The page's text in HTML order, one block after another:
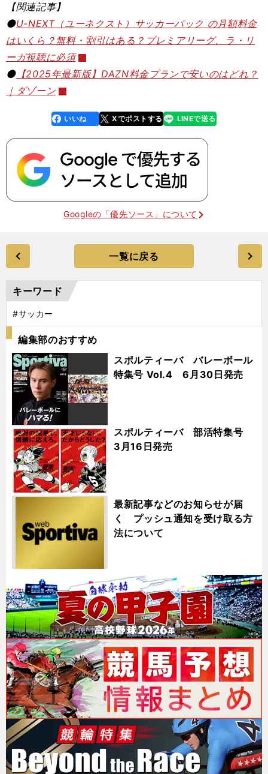
【関連記事】
⚫️U-NEXT（ユーネクスト）サッカーパック の月額料金
はいくら？無料・割引はある？プレミアリーグ、ラ・リ
ーガ視聴に必須
⚫️【2025年最新版】DAZN料金プランで安いのはどれ？
｜ダゾーン
faceboo
k
いいね Xでポストする
line LINEで送る
Googleの「優先ソース」について
一覧に戻る
キーワード
#サッカー
編集部のおすすめ
スポルティーバ バレーボール
特集号 Vol.4 6月30日発売
スポルティーバ 部活特集号
3月16日発売
最新記事などのお知らせが届
く プッシュ通知を受け取る方
法について